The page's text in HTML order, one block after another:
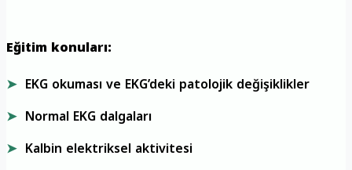
Eğitim konuları:
EKG okuması ve EKG’deki patolojik değişiklikler
Normal EKG dalgaları
Kalbin elektriksel aktivitesi